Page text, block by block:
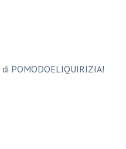
POMODOELIQUIRIZIA!